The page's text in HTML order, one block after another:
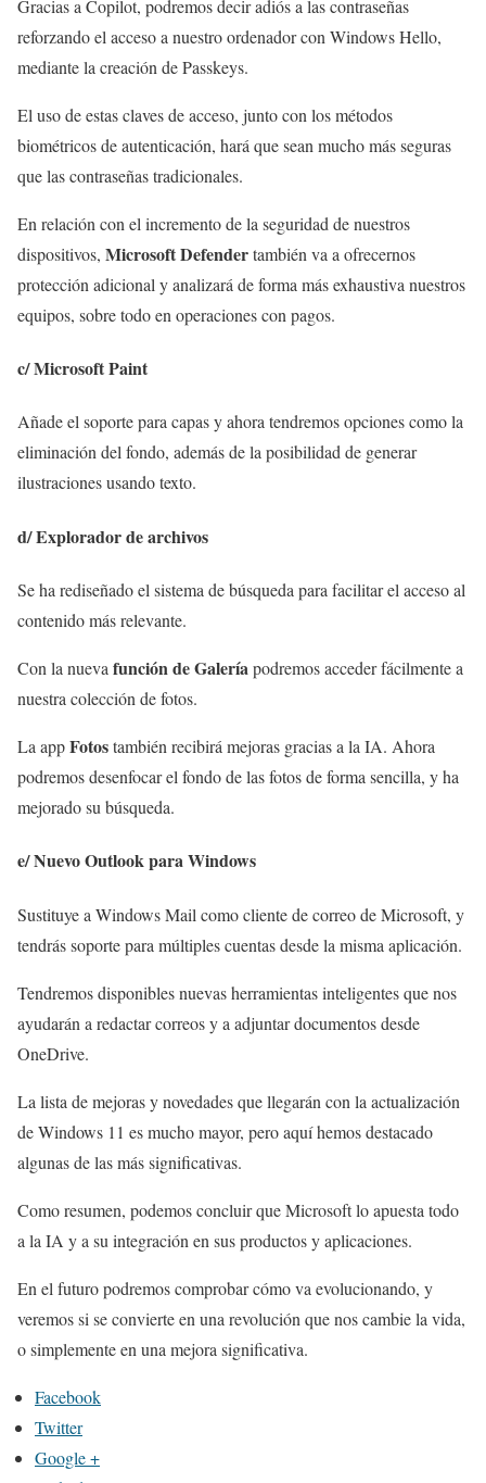
Gracias a Copilot, podremos decir adiós a las contraseñas
reforzando el acceso a nuestro ordenador con Windows Hello,
mediante la creación de Passkeys.
El uso de estas claves de acceso, junto con los métodos
biométricos de autenticación, hará que sean mucho más seguras
que las contraseñas tradicionales.
En relación con el incremento de la seguridad de nuestros
dispositivos, Microsoft Defendertambién va a ofrecernos
protección adicional y analizará de forma más exhaustiva nuestros
equipos, sobre todo en operaciones con pagos.
c/ Microsoft Paint
Añade el soporte para capas y ahora tendremos opciones como la
eliminación del fondo, además de la posibilidad de generar
ilustraciones usando texto.
d/ Explorador de archivos
Se ha rediseñado el sistema de búsqueda para facilitar el acceso al
contenido más relevante.
Con la nueva función de Galeríapodremos acceder fácilmente a
nuestra colección de fotos.
La appFotostambién recibirá mejoras gracias a la IA. Ahora
podremos desenfocar el fondo de las fotos de forma sencilla, y ha
mejorado su búsqueda.
e/ Nuevo Outlook para Windows
Sustituye a Windows Mail como cliente de correo de Microsoft, y
tendrás soporte para múltiples cuentas desde la misma aplicación.
Tendremos disponibles nuevas herramientas inteligentes que nos
ayudarán a redactar correos y a adjuntar documentos desde
OneDrive.
La lista de mejoras y novedades que llegarán con la actualización
de Windows 11 es mucho mayor, pero aquí hemos destacado
algunas de las más significativas.
Como resumen, podemos concluir que Microsoft lo apuesta todo
a la IA y a su integración en sus productos y aplicaciones.
En el futuro podremos comprobar cómo va evolucionando, y
veremos si se convierte en una revolución que nos cambie la vida,
o simplemente en una mejora significativa.
Facebook
Twitter
Google +